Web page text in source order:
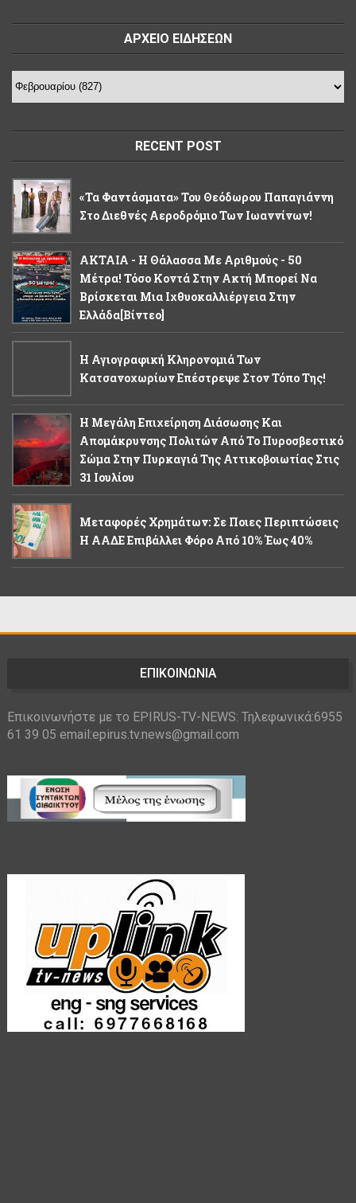
ΑΡΧΕΙΟ ΕΙΔΗΣΕΩΝ
RECENT POST
«Τα Φαντάσματα» Του Θεόδωρου Παπαγιάννη
Στο Διεθνές Αεροδρόμιο Των Ιωαννίνων!
ΑΚΤΑΙΑ - Η Θάλασσα Με Αριθμούς - 50
Μέτρα! Τόσο Κοντά Στην Ακτή Μπορεί Να
Βρίσκεται Μια Ιχθυοκαλλιέργεια Στην
Ελλάδα[βίντεο]
Η Αγιογραφική Κληρονομιά Των
Κατσανοχωρίων Επέστρεψε Στον Τόπο Της!
Η Μεγάλη Επιχείρηση Διάσωσης Και
Απομάκρυνσης Πολιτών Από Το Πυροσβεστικό
Σώμα Στην Πυρκαγιά Της Αττικοβοιωτίας Στις
31 Ιουλίου
Μεταφορές Χρημάτων: Σε Ποιες Περιπτώσεις
Η ΑΑΔΕ Επιβάλλει Φόρο Από 10% Έως 40%
ΕΠΙΚΟΙΝΩΝΙΑ
Επικοινωνήστε με το EPIRUS-TV-NEWS: Τηλεφωνικά:6955
61 39 05 email:epirus.tv.news@gmail.com